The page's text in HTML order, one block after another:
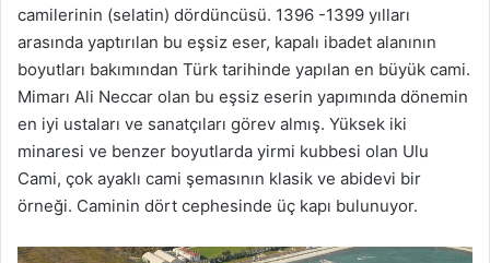
camilerinin (selatin) dördüncüsü. 1396 -1399 yılları
arasında yaptırılan bu eşsiz eser, kapalı ibadet alanının
boyutları bakımından Türk tarihinde yapılan en büyük cami.
Mimarı Ali Neccar olan bu eşsiz eserin yapımında dönemin
en iyi ustaları ve sanatçıları görev almış. Yüksek iki
minaresi ve benzer boyutlarda yirmi kubbesi olan Ulu
Cami, çok ayaklı cami şemasının klasik ve abidevi bir
örneği. Caminin dört cephesinde üç kapı bulunuyor.